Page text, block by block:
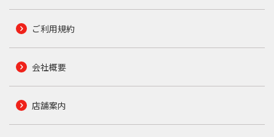
ご利用規約
会社概要
店舗案内